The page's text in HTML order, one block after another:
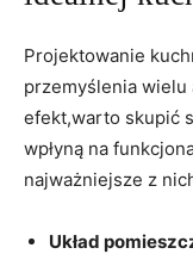
Projektowanie
przemyślenia wielu
efekt,warto skupić​
wpłyną na
najważniejsze z
Układ